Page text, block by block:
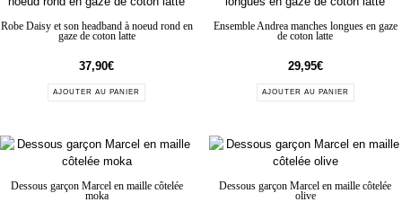
Robe Daisy et son headband à noeud rond en
gaze de coton latte
37,90€
AJOUTER AU PANIER
Ensemble Andrea manches longues en gaze
de coton latte
29,95€
AJOUTER AU PANIER
Dessous garçon Marcel en maille côtelée
moka
Dessous garçon Marcel en maille côtelée
olive